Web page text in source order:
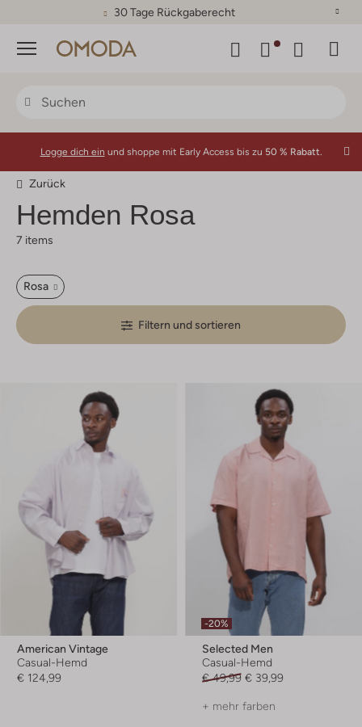
30 Tage Rückgaberecht
Menü
Logge dich ein und shoppe mit Early Access bis zu 50 % Rabatt.
Zurück
Hemden Rosa
7 items
Rosa
Filtern und sortieren
American Vintage
Casual-Hemd
€ 124,99
-20%
Selected Men
Casual-Hemd
€ 49,99 € 39,99
+ mehr farben